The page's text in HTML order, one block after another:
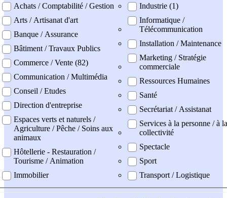
professionel
Achats / Comptabilité / Gestion
Arts / Artisanat d'art
Banque / Assurance
Bâtiment / Travaux Publics
Commerce / Vente (82)
Communication / Multimédia
Conseil / Etudes
Direction d'entreprise
Espaces verts et naturels /
Agriculture / Pêche / Soins aux
animaux
Hôtellerie - Restauration /
Tourisme / Animation
Immobilier
Industrie (1)
Informatique /
Télécommunication
Installation / Maintenance
Marketing / Stratégie
commerciale
Ressources Humaines
Santé
Secrétariat / Assistanat
Services à la personne / à la
collectivité
Spectacle
Sport
Transport / Logistique